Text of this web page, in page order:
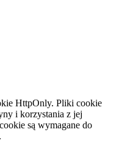
HttpOnly. Pliki cookie
i korzystania z jej
są wymagane do